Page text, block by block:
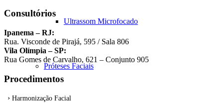
Ultrassom Microfocado
Próteses Faciais
Consultórios
Ipanema – RJ:
Rua. Visconde de Pirajá, 595 / Sala 806
Vila Olímpia – SP:
Rua Gomes de Carvalho, 621 – Conjunto 905
Procedimentos
Harmonização Facial